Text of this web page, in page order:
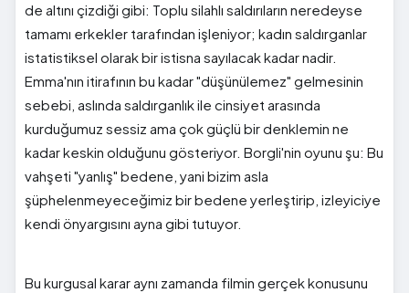
de altını çizdiği gibi: Toplu silahlı saldırıların neredeyse
tamamı erkekler tarafından işleniyor; kadın saldırganlar
istatistiksel olarak bir istisna sayılacak kadar nadir.
Emma'nın itirafının bu kadar "düşünülemez" gelmesinin
sebebi, aslında saldırganlık ile cinsiyet arasında
kurduğumuz sessiz ama çok güçlü bir denklemin ne
kadar keskin olduğunu gösteriyor. Borgli'nin oyunu şu: Bu
vahşeti "yanlış" bedene, yani bizim asla
şüphelenmeyeceğimiz bir bedene yerleştirip, izleyiciye
kendi önyargısını ayna gibi tutuyor.
Bu kurgusal karar aynı zamanda filmin gerçek konusunu